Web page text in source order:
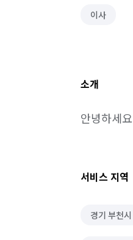
이사
소개
안녕하세
서비스 지역
경기 부천시